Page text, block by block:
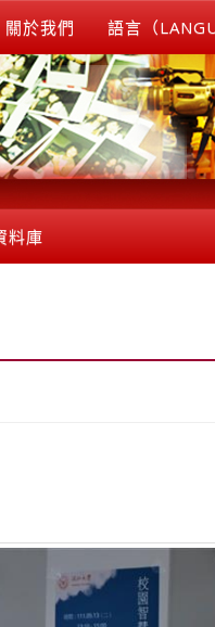
關於我們 語言（
料庫